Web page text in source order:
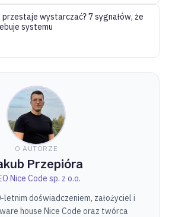
przestaje wystarczać? 7 sygnałów, że
systemu
O AUTORZE
Przepióra
Nice Code sp. z o.o.
doświadczeniem, założyciel i
house Nice Code oraz twórca